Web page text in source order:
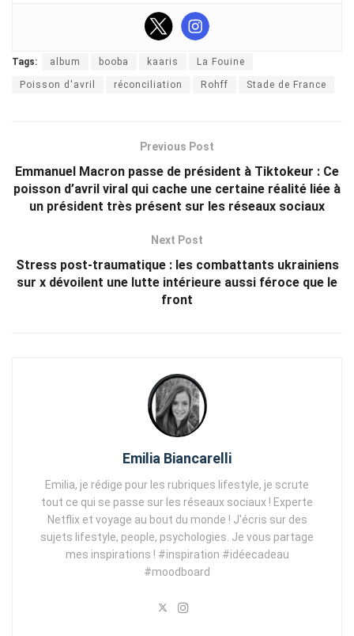
Tags: album booba kaaris La Fouine
Poisson d'avril réconciliation Rohff Stade de France
Previous Post
Emmanuel Macron passe de président à Tiktokeur : Ce
poisson d’avril viral qui cache une certaine réalité liée à
un président très présent sur les réseaux sociaux
Next Post
Stress post-traumatique : les combattants ukrainiens
sur x dévoilent une lutte intérieure aussi féroce que le
front
Emilia Biancarelli
Emilia, je rédige pour les rubriques lifestyle, je scrute
tout ce qui se passe sur les réseaux sociaux ! Experte
Netflix et voyage au bout du monde ! J'écris sur des
sujets lifestyle, people, psychologies. Je vous partage
mes inspirations ! #inspiration #idéecadeau
#moodboard